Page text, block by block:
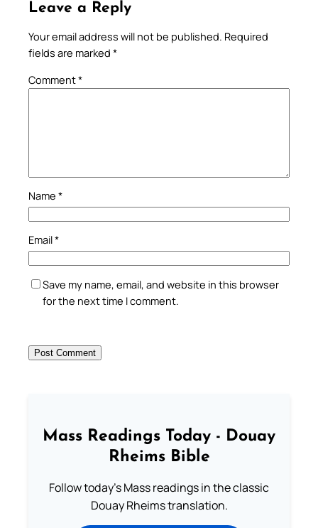
Leave a Reply
Your email address will not be published. Required
fields are marked *
Comment*
Name *
Email*
Save my name, email, and website in this browser
for the next time I comment.
Mass Readings Today - Douay
Rheims Bible
Follow today's Mass readings in the classic
Douay Rheims translation.